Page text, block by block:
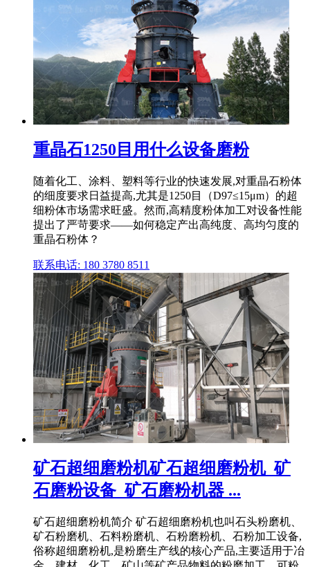
重晶石1250目用什么设备磨粉
随着化工、涂料、塑料等行业的快速发展,对重晶石粉体
的细度要求日益提高,尤其是1250目（D97≤15μm）的超
细粉体市场需求旺盛。然而,高精度粉体加工对设备性能
提出了严苛要求——如何稳定产出高纯度、高均匀度的
重晶石粉体？
联系电话: 180 3780 8511
矿石超细磨粉机矿石超细磨粉机_矿
石磨粉设备_矿石磨粉机器 ...
矿石超细磨粉机简介 矿石超细磨粉机也叫石头粉磨机、
矿石粉磨机、石料粉磨机、石粉磨粉机、石粉加工设备,
俗称超细磨粉机,是粉磨生产线的核心产品,主要适用于冶